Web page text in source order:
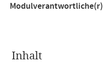
Modulverantwortliche(r)
Inhalt